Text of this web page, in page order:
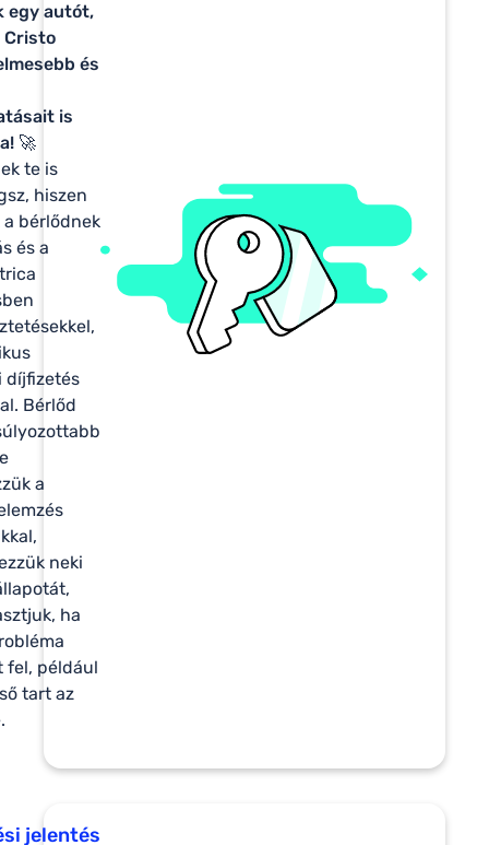
egy autót,
Cristo
és
is
🚀
te is
hiszen
bérlődnek
és a
díjfizetés
Bérlőd
a
neki
ha
fel, például
tart az
jelentés